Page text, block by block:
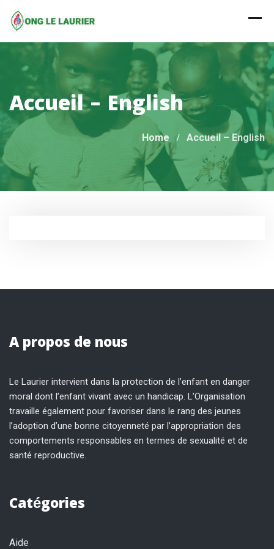
content
Accueil – English
Home Accueil – English
A propos de nous
Le Laurier intervient dans la protection de l’enfant en danger
moral dont l’enfant vivant avec un handicap. L’Organisation
travaille également pour favoriser dans le rang des jeunes
l’adoption d’une bonne citoyenneté par l’appropriation des
comportements responsables en termes de sexualité et de
santé reproductive.
Catégories
Aide